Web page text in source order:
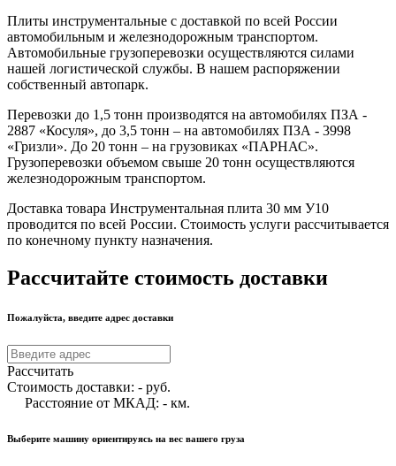
Плиты инструментальные с доставкой по всей России
автомобильным и железнодорожным транспортом.
Автомобильные грузоперевозки осуществляются силами
нашей логистической службы. В нашем распоряжении
собственный автопарк.
Перевозки до 1,5 тонн производятся на автомобилях ПЗА -
2887 «Косуля», до 3,5 тонн – на автомобилях ПЗА - 3998
«Гризли». До 20 тонн – на грузовиках «ПАРНАС».
Грузоперевозки объемом свыше 20 тонн осуществляются
железнодорожным транспортом.
Доставка товара Инструментальная плита 30 мм У10
проводится по всей России. Стоимость услуги рассчитывается
по конечному пункту назначения.
Рассчитайте стоимость доставки
Пожалуйста, введите адрес доставки
Рассчитать
Стоимость доставки: - руб.
Расстояние от МКАД: - км.
Выберите машину ориентируясь на вес вашего груза